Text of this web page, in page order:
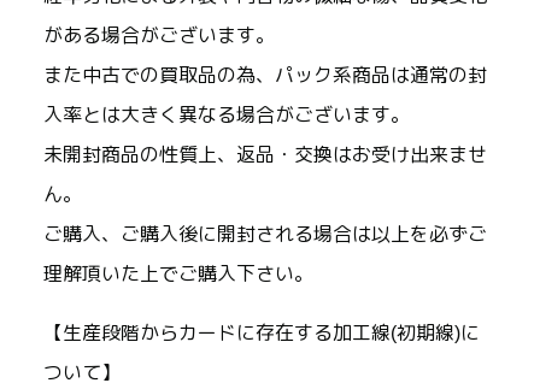
がある場合がございます。
また中古での買取品の為、パック系商品は通常の封
入率とは大きく異なる場合がございます。
未開封商品の性質上、返品・交換はお受け出来ませ
ん。
ご購入、ご購入後に開封される場合は以上を必ずご
理解頂いた上でご購入下さい。
【生産段階からカードに存在する加工線(初期線)に
ついて】